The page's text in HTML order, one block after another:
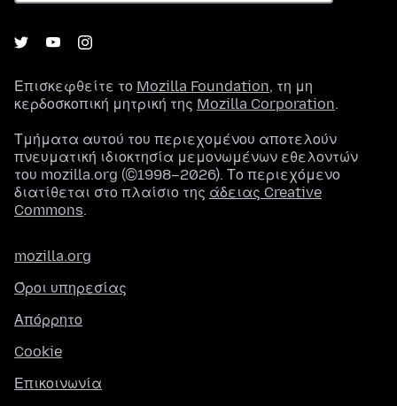
Επισκεφθείτε το Mozilla Foundation, τη μη
κερδοσκοπική μητρική της Mozilla Corporation.
Τμήματα αυτού του περιεχομένου αποτελούν
πνευματική ιδιοκτησία μεμονωμένων εθελοντών
του mozilla.org (©1998–2026). Το περιεχόμενο
διατίθεται στο πλαίσιο της άδειας Creative
Commons.
mozilla.org
Όροι υπηρεσίας
Απόρρητο
Cookie
Επικοινωνία